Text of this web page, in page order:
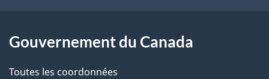
d
e
site
Gouvernement du Canada
Toutes les coordonnées